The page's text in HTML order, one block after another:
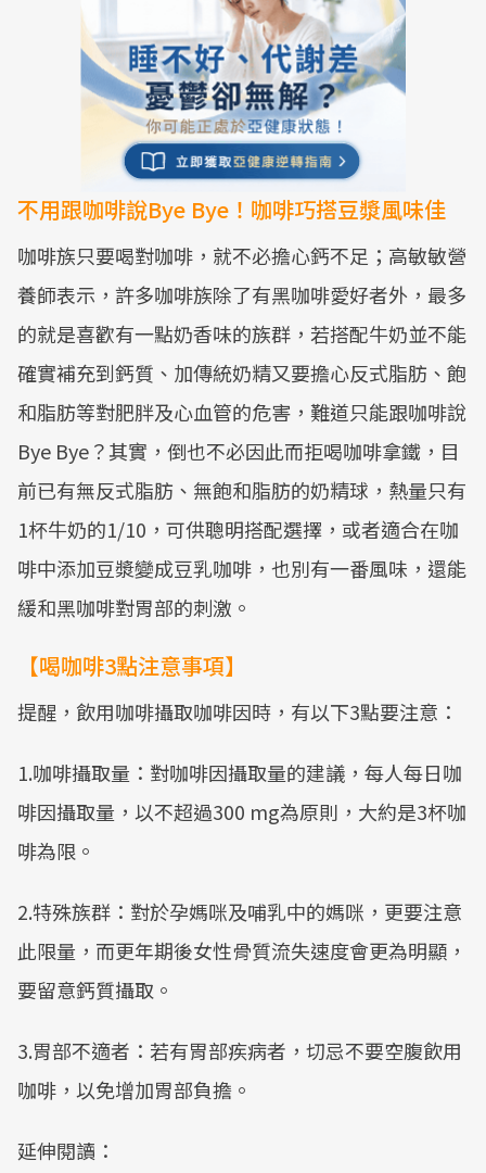
不用跟咖啡說Bye Bye！咖啡巧搭豆漿風味佳
咖啡族只要喝對咖啡，就不必擔心鈣不足；高敏敏營
養師表示，許多咖啡族除了有黑咖啡愛好者外，最多
的就是喜歡有一點奶香味的族群，若搭配牛奶並不能
確實補充到鈣質、加傳統奶精又要擔心反式脂肪、飽
和脂肪等對肥胖及心血管的危害，難道只能跟咖啡說
Bye Bye？其實，倒也不必因此而拒喝咖啡拿鐵，目
前已有無反式脂肪、無飽和脂肪的奶精球，熱量只有
1杯牛奶的1/10，可供聰明搭配選擇，或者適合在咖
啡中添加豆漿變成豆乳咖啡，也別有一番風味，還能
緩和黑咖啡對胃部的刺激。
【喝咖啡3點注意事項】
提醒，飲用咖啡攝取咖啡因時，有以下3點要注意：
1.咖啡攝取量：對咖啡因攝取量的建議，每人每日咖
啡因攝取量，以不超過300 mg為原則，大約是3杯咖
啡為限。
2.特殊族群：對於孕媽咪及哺乳中的媽咪，更要注意
此限量，而更年期後女性骨質流失速度會更為明顯，
要留意鈣質攝取。
3.胃部不適者：若有胃部疾病者，切忌不要空腹飲用
咖啡，以免增加胃部負擔。
延伸閱讀：